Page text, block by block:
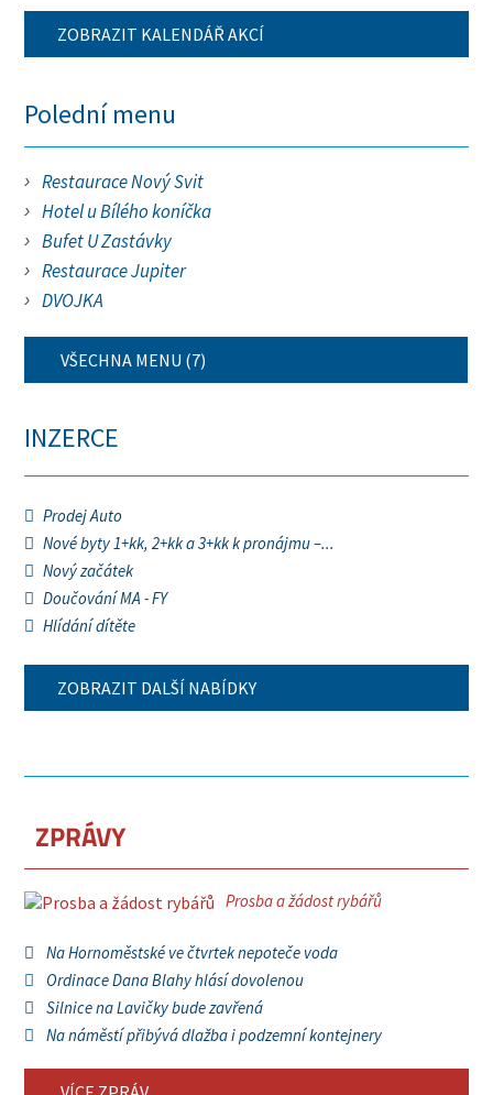
ZOBRAZIT KALENDÁŘ AKCÍ
Polední menu
Restaurace Nový Svit
Hotel u Bílého koníčka
Bufet U Zastávky
Restaurace Jupiter
DVOJKA
VŠECHNA MENU (7)
INZERCE
Prodej Auto
Nové byty 1+kk, 2+kk a 3+kk k pronájmu –...
Nový začátek
Doučování MA - FY
Hlídání dítěte
ZOBRAZIT DALŠÍ NABÍDKY
ZPRÁVY
Prosba a žádost rybářů
Na Hornoměstské ve čtvrtek nepoteče voda
Ordinace Dana Blahy hlásí dovolenou
Silnice na Lavičky bude zavřená
Na náměstí přibývá dlažba i podzemní kontejnery